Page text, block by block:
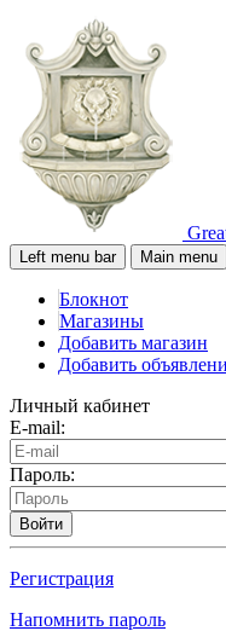
Left menu bar Main menu
Блокнот
Магазины
Добавить магазин
Добавить
Личный кабинет
E-mail:
Пароль:
Войти
Регистрация
Напомнить пароль